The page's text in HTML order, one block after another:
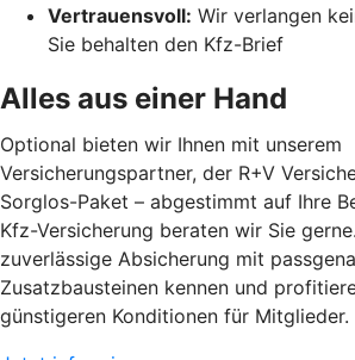
Vertrauensvoll: Wir verlangen
Sie behalten den Kfz-Brief
Alles aus einer Hand
Optional bieten wir Ihnen mit unserem
Versicherungspartner, der R+V
Sorglos-Paket – abgestimmt auf Ihre
Kfz-Versicherung beraten wir Sie
zuverlässige Absicherung mit
Zusatzbausteinen kennen und
günstigeren Konditionen für Mitglieder.